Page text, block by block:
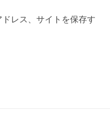
レス、サイトを保存す